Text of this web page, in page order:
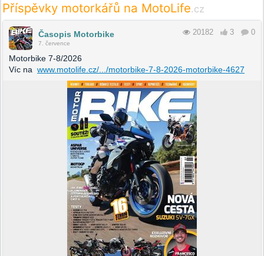
Příspěvky motorkářů na MotoLife.cz
Časopis Motorbike
7. července
20182 3 0
Motorbike 7-8/2026
Víc na www.motolife.cz/.../motorbike-7-8-2026-motorbike-4627